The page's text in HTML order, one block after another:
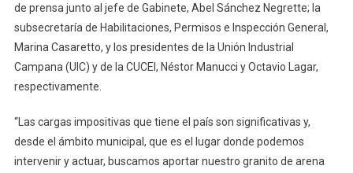
de prensa junto al jefe de Gabinete, Abel Sánchez Negrette; la
subsecretaría de Habilitaciones, Permisos e Inspección General,
Marina Casaretto, y los presidentes de la Unión Industrial
Campana (UIC) y de la CUCEI, Néstor Manucci y Octavio Lagar,
respectivamente.
“Las cargas impositivas que tiene el país son significativas y,
desde el ámbito municipal, que es el lugar donde podemos
intervenir y actuar, buscamos aportar nuestro granito de arena